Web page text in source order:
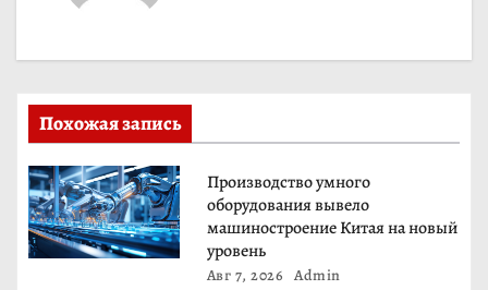
п
о
з
а
п
Похожая запись
Производство умного
оборудования вывело
машиностроение Китая на новый
уровень
Авг 7, 2026 Admin